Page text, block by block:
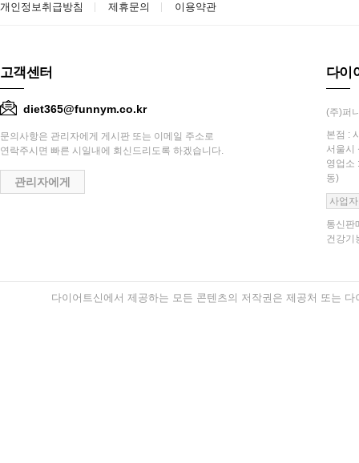
개인정보취급방침 제휴문의 이용약관
고객센터
diet365@funnym.co.kr
문의사항은 관리자에게 게시판 또는 이메일 주소로
연락주시면 빠른 시일내에 회신드리도록 하겠습니다.
관리자에게
다이
(주)퍼
본점 :
서울시
영업소
동)
사업
통신판
건강기
다이어트신에서 제공하는 모든 콘텐츠의 저작권은 제공처 또는